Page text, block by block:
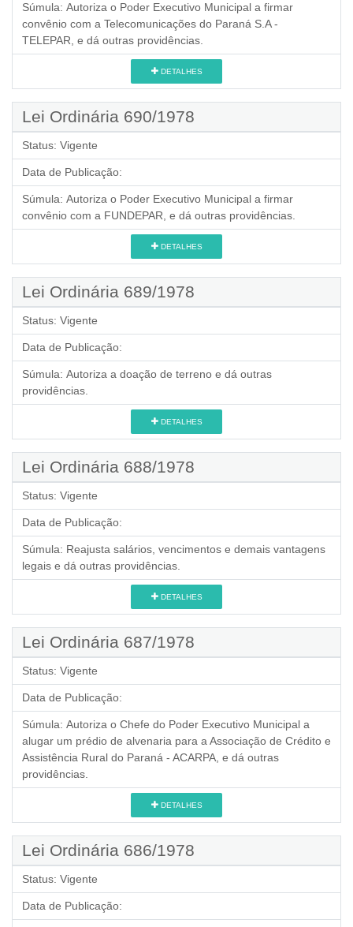
Súmula: Autoriza o Poder Executivo Municipal a firmar
convênio com a Telecomunicações do Paraná S.A -
TELEPAR, e dá outras providências.
DETALHES
Lei Ordinária 690/1978
Status: Vigente
Data de Publicação:
Súmula: Autoriza o Poder Executivo Municipal a firmar
convênio com a FUNDEPAR, e dá outras providências.
DETALHES
Lei Ordinária 689/1978
Status: Vigente
Data de Publicação:
Súmula: Autoriza a doação de terreno e dá outras
providências.
DETALHES
Lei Ordinária 688/1978
Status: Vigente
Data de Publicação:
Súmula: Reajusta salários, vencimentos e demais vantagens
legais e dá outras providências.
DETALHES
Lei Ordinária 687/1978
Status: Vigente
Data de Publicação:
Súmula: Autoriza o Chefe do Poder Executivo Municipal a
alugar um prédio de alvenaria para a Associação de Crédito e
Assistência Rural do Paraná - ACARPA, e dá outras
providências.
DETALHES
Lei Ordinária 686/1978
Status: Vigente
Data de Publicação: